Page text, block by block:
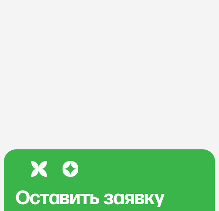
Оставить заявку